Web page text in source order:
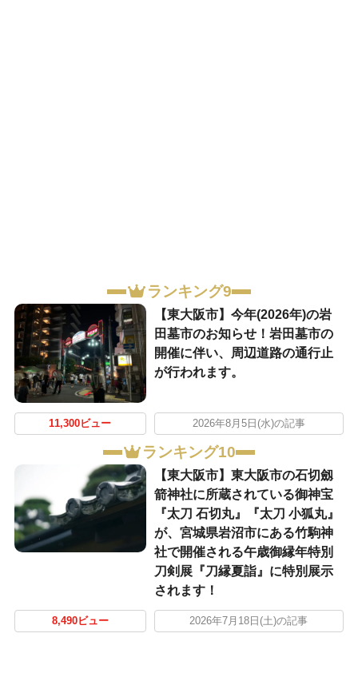
ランキング9
【東大阪市】今年(2026年)の岩
田墓市のお知らせ！岩田墓市の
開催に伴い、周辺道路の通行止
が行われます。
11,300ビュー 2026年8月5日(水)の記事
ランキング10
【東大阪市】東大阪市の石切劔
箭神社に所蔵されている御神宝
『太刀 石切丸』『太刀 小狐丸』
が、宮城県岩沼市にある竹駒神
社で開催される午歳御縁年特別
刀剣展『刀縁夏詣』に特別展示
されます！
8,490ビュー 2026年7月18日(土)の記事